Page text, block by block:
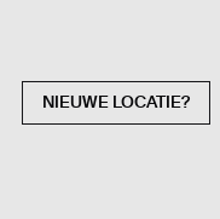
NIEUWE LOCATIE?